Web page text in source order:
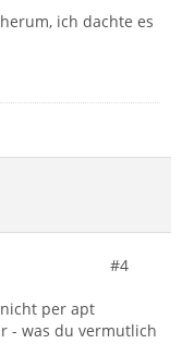
ich dachte es
#4
per apt
- was du vermutlich